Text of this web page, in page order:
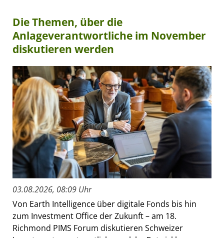
Die Themen, über die
Anlageverantwortliche im November
diskutieren werden
03.08.2026, 08:09 Uhr
Von Earth Intelligence über digitale Fonds bis hin
zum Investment Office der Zukunft – am 18.
Richmond PIMS Forum diskutieren Schweizer